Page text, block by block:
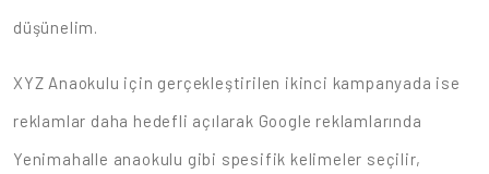
düşünelim.
XYZ Anaokulu için gerçekleştirilen ikinci kampanyada ise
reklamlar daha hedefli açılarak Google reklamlarında
Yenimahalle anaokulu gibi spesifik kelimeler seçilir,